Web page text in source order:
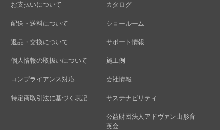
お支払いについて
配送・送料について
返品・交換について
個人情報の取扱いについて
コンプライアンス対応
特定商取引法に基づく表記
カタログ
ショールーム
サポート情報
施工例
会社情報
サステナビリティ
公益財団法人アドヴァン山形育
英会